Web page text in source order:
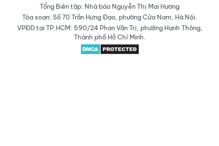
Tổng Biên tập: Nhà báo Nguyễn Thị Mai Hương
Tòa soạn: Số 70 Trần Hưng Đạo, phường Cửa Nam, Hà Nội.
VPĐD tại TP.HCM: 590/24 Phan Văn Trị, phường Hạnh Thông,
Thành phố Hồ Chí Minh.